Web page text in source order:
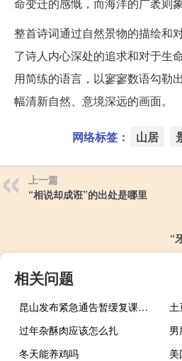
整首诗词通过自然景物的描绘和
了诗人内心深处的追求和对于生
用简练的语言，以寥寥数语勾勒
幅清新自然、意境深远的画面。
网络标签： 山居
上一篇
“相说却成诳”的出处是哪里
“
相关问题
昆山发布紧急通告暂缓复课（昆山发票）
过年杂酥肉应该怎么扎
冬天能养鸡吗